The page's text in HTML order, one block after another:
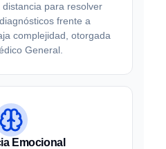
para resolver
frente a
complejidad, otorgada
General.
Emocional